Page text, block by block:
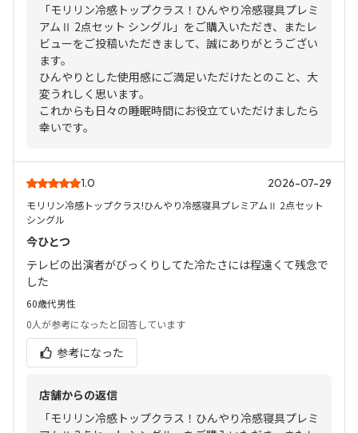
「モリリン冷感トップクラス！ひんやり冷感寝具プレミ
アムⅡ 2点セット シングル」をご購入いただき、またレ
ビューをご投稿いただきまして、誠にありがとうござい
ます。
ひんやりとした使用感にご満足いただけたとのこと、大
変うれしく思います。
これからも日々の睡眠時間にお役立ていただけましたら
幸いです。
1.0 2026-07-29
モリリン冷感トップクラス!ひんやり冷感寝具プレミアムⅡ 2点セット
シングル
今ひとつ
テレビの出演者がびっくりしてた冷たさには程遠くて残念で
した
60歳代男性
0人が参考になったと回答しています
参考になった
店舗からの返信
「モリリン冷感トップクラス！ひんやり冷感寝具プレミ